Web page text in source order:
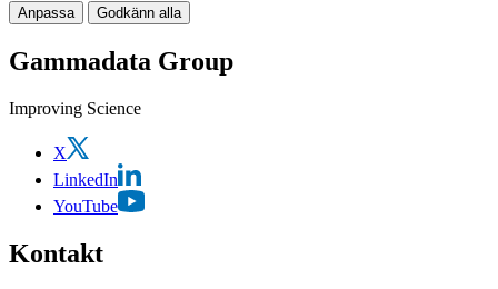
Anpassa Godkänn alla
Gammadata Group
Improving Science
X
LinkedIn
YouTube
Kontakt